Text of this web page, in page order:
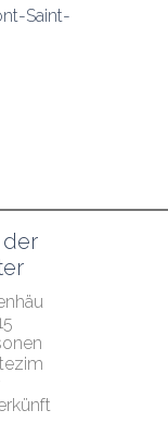
Saint-